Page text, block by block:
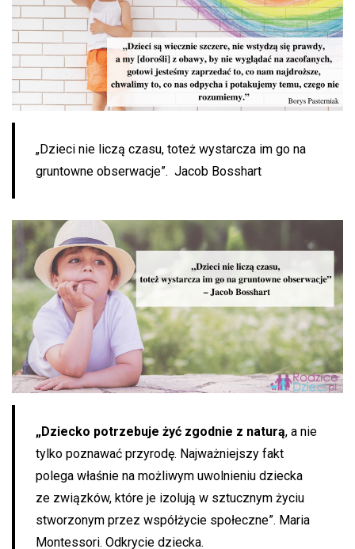
„Dzieci nie liczą czasu, toteż wystarcza im go na
gruntowne obserwacje”. Jacob Bosshart
„Dziecko potrzebuje żyć zgodnie z naturą, a nie
tylko poznawać przyrodę. Najważniejszy fakt
polega właśnie na możliwym uwolnieniu dziecka
ze związków, które je izolują w sztucznym życiu
stworzonym przez współżycie społeczne”. Maria
Montessori. Odkrycie dziecka.